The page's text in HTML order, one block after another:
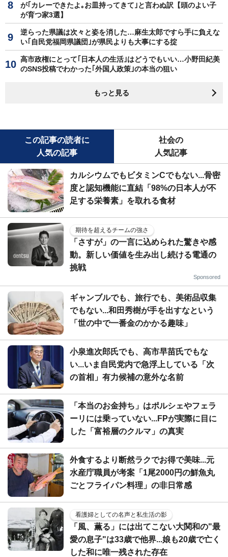
が｢カレーできたよ｡お皿持ってきて｣と言わぬ訳【頭のよい子
が育つ家3選】
逆らった県議は次々と姿を消した…麻生太郎ですら手に負えな
い｢自民党福岡県議団｣が県民よりも大事にする掟
高市政権にとって｢日本人の生活｣はどうでもいい…小野田紀美
のSNS投稿でわかった｢外国人政策｣の本当の狙い
もっと見る
この記事の読者に
人気の記事
社会の
人気記事
カルシウムでもビタミンCでもない...骨密
度と認知機能に直結「98%の日本人が不
足する栄養素」を取れる食材
期待を超えるチームの強さ
「さすが」の一言に込められた驚きや感
動。新しい価値を生み出し続ける電通の
挑戦
Sponsored
ギャンブルでも、旅行でも、美術品収集
でもない...和田秀樹が手を出すなという
「世の中で一番金のかかる趣味」
小泉進次郎氏でも、高市早苗氏でもな
い...いま自民党内で急浮上している「次
の首相」有力候補の意外な名前
「本当のお金持ち」はポルシェやフェラ
ーリには乗っていない...FPが実際に目に
した「富裕層のクルマ」の真実
外食するより断然ラクでお得で美味...元
水産庁職員が考案「1尾2000円の鮮魚丸
ごとフライパン料理」の非日常感
看護婦としての名声と私生活の影
「風、薫る」には出てこない大関和の"最
愛の息子"は33歳で他界...娘も20歳で亡く
した和に唯一残された存在